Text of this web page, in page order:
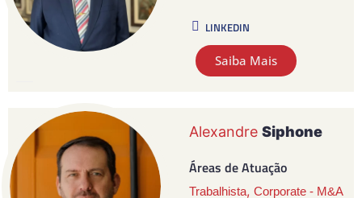
LINKEDIN
Saiba Mais
Alexandre Siphone
Áreas de Atuação
Trabalhista, Corporate - M&A